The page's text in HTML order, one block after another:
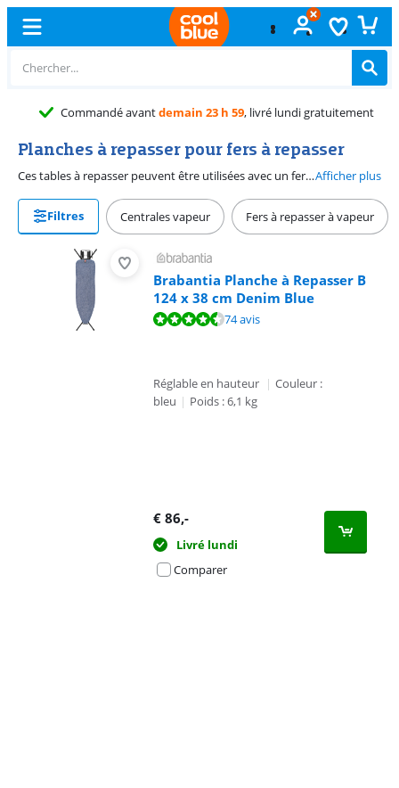
Échangegratuit
Planches à repasser pour fers à repasser
Ces tables à repasser peuvent être utilisées avec un fer à repasser ou un fer à repasser à vapeur. Posez votre fer à repasser sur l'extrémité de la planche à repasser.Afficher plus
Filtres Centrales vapeur Fers à repasser à vapeur
Brabantia Planche à Repasser B
124 x 38 cm Denim Blue
La note est de 9,2 sur 10, basée sur 74 avis.74 avis
Réglable en hauteur | Couleur :
bleu | Poids : 6,1 kg
€ 86,-
Livré lundi
Comparer